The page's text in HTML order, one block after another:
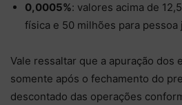
0,0005%: valores acima de
física e 50 milhões para pessoa
Vale ressaltar que a apuração dos
somente após o fechamento do
descontado das operações